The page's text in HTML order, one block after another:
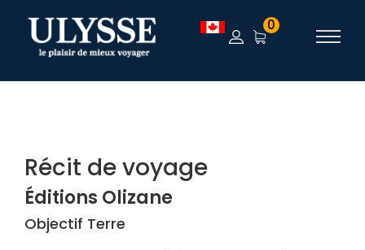
TEST 0
Récit de voyage
Éditions Olizane
Objectif Terre